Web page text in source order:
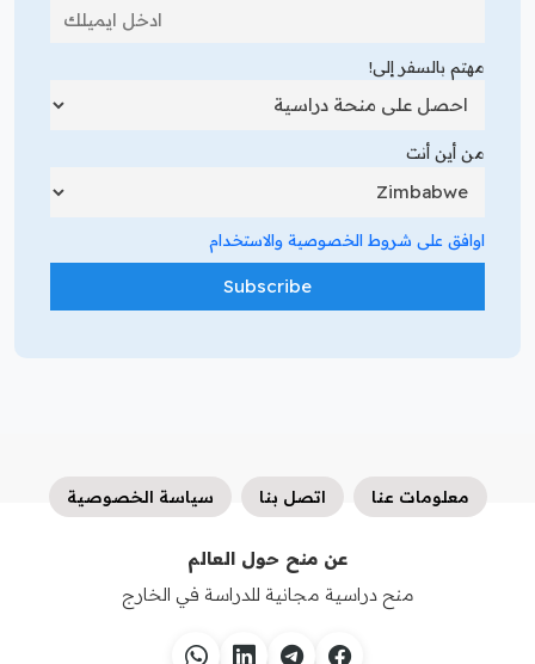
مهتم بالسفر إلى!
من أين أنت
اوافق على شروط الخصوصية والاستخدام
معلومات عنا اتصل بنا سياسة الخصوصية
عن منح حول العالم
منح دراسية مجانية للدراسة في الخارج